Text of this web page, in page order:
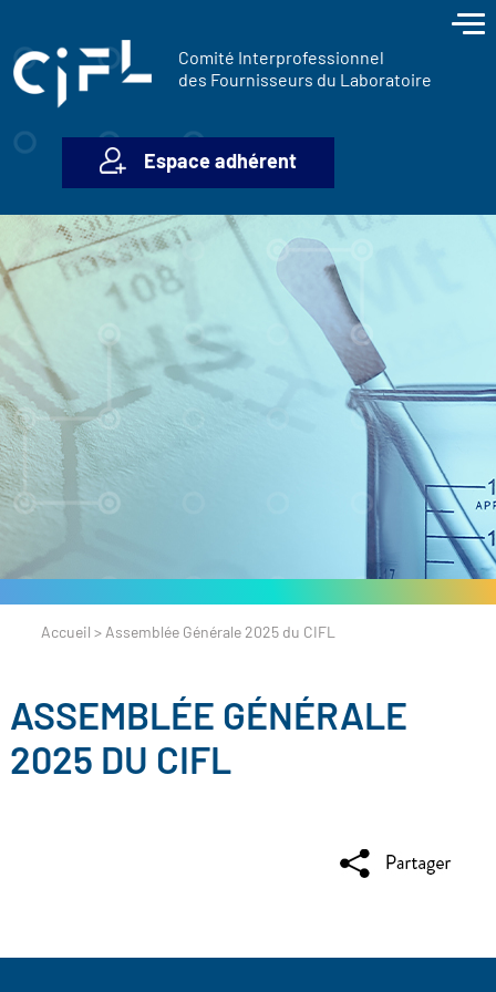
Comité Interprofessionnel
des Fournisseurs du Laboratoire
Espace adhérent
Accueil > Assemblée Générale 2025 du CIFL
ASSEMBLÉE GÉNÉRALE
2025 DU CIFL